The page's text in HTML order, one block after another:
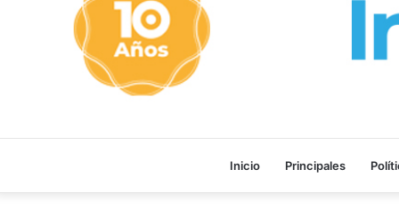
Inicio Principales